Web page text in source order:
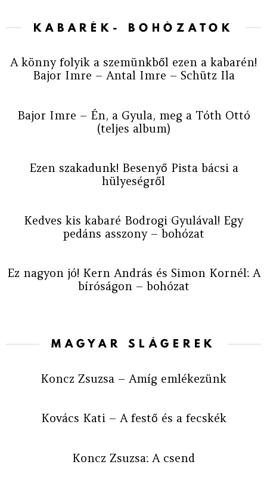
KABARÉK- BOHÓZATOK
A könny folyik a szemünkből ezen a kabarén!
Bajor Imre – Antal Imre – Schütz Ila
Bajor Imre – Én, a Gyula, meg a Tóth Ottó
(teljes album)
Ezen szakadunk! Besenyő Pista bácsi a
hülyeségről
Kedves kis kabaré Bodrogi Gyulával! Egy
pedáns asszony – bohózat
Ez nagyon jó! Kern András és Simon Kornél: A
bíróságon – bohózat
MAGYAR SLÁGEREK
Koncz Zsuzsa – Amíg emlékezünk
Kovács Kati – A festő és a fecskék
Koncz Zsuzsa: A csend